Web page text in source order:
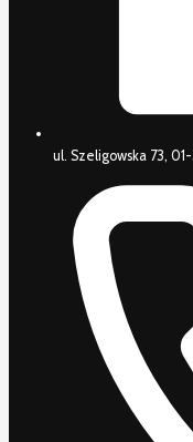
ul. Szeligowska 73,